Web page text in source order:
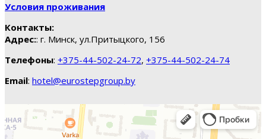
Условия проживания
Контакты:
Адрес:: г. Минск, ул.Притыцкого, 156
Телефоны: +375-44-502-24-72, +375-44-502-24-74
Email: hotel@eurostepgroup.by